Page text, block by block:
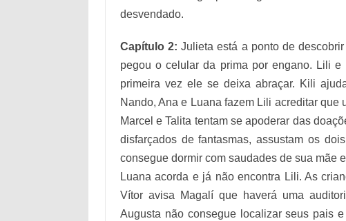
desvendado.
Capítulo 2: Julieta está a ponto de
pegou o celular da prima por engano. Lili
primeira vez ele se deixa abraçar. Kili
Nando, Ana e Luana fazem Lili acreditar
Marcel e Talita tentam se apoderar das
disfarçados de fantasmas, assustam os
consegue dormir com saudades de sua mãe
Luana acorda e já não encontra Lili. As
Vítor avisa Magalí que haverá uma
Augusta não consegue localizar seus pais